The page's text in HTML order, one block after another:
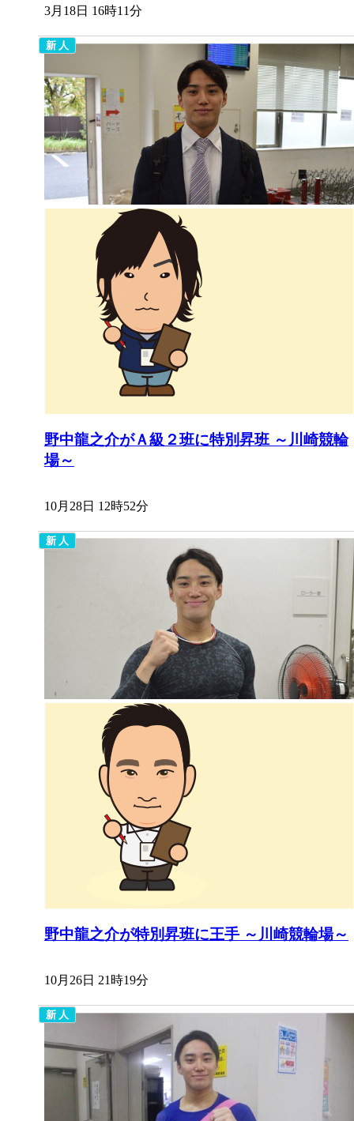
3月18日 16時11分
野中龍之介がＡ級２班に特別昇班 ～川崎競輪
場～
10月28日 12時52分
野中龍之介が特別昇班に王手 ～川崎競輪場～
10月26日 21時19分